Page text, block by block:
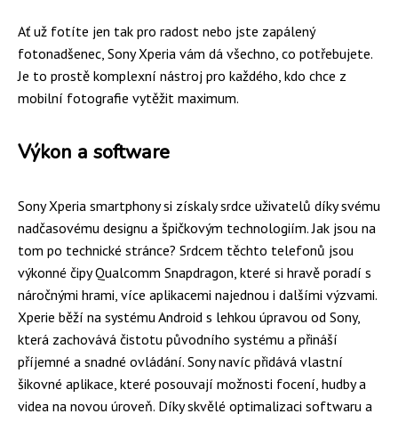
Ať už fotíte jen tak pro radost nebo jste zapálený
fotonadšenec, Sony Xperia vám dá všechno, co potřebujete.
Je to prostě komplexní nástroj pro každého, kdo chce z
mobilní fotografie vytěžit maximum.
Výkon a software
Sony Xperia smartphony si získaly srdce uživatelů díky svému
nadčasovému designu a špičkovým technologiím. Jak jsou na
tom po technické stránce? Srdcem těchto telefonů jsou
výkonné čipy Qualcomm Snapdragon, které si hravě poradí s
náročnými hrami, více aplikacemi najednou i dalšími výzvami.
Xperie běží na systému Android s lehkou úpravou od Sony,
která zachovává čistotu původního systému a přináší
příjemné a snadné ovládání. Sony navíc přidává vlastní
šikovné aplikace, které posouvají možnosti focení, hudby a
videa na novou úroveň. Díky skvělé optimalizaci softwaru a